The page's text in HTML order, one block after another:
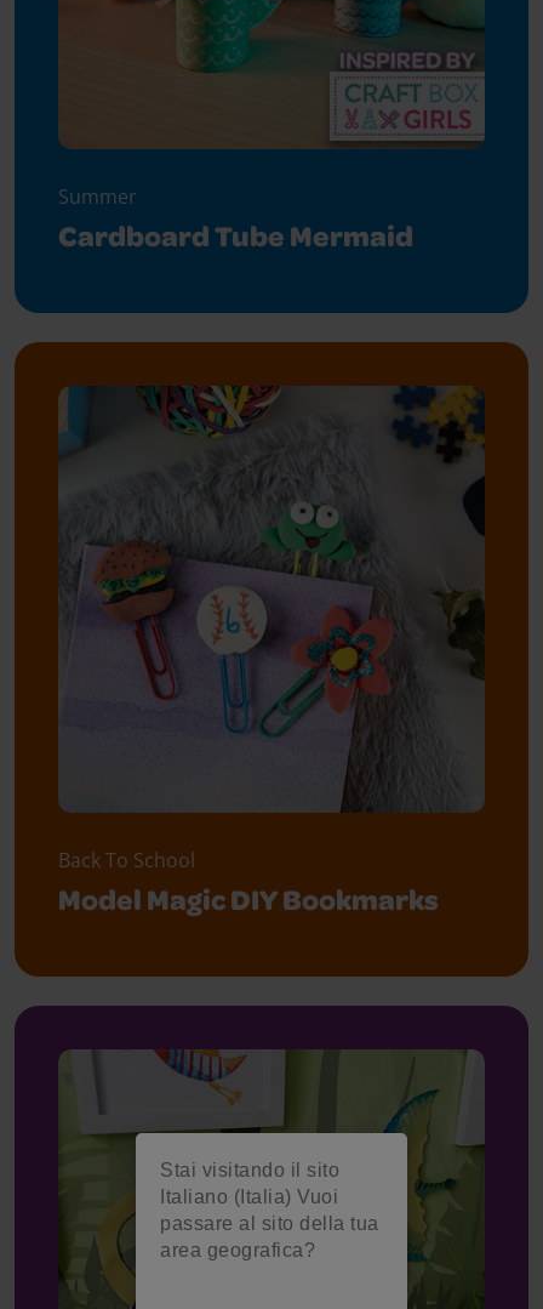
Stai visitando il sito
Italiano (Italia) Vuoi
passare al sito della tua
area geografica?
Summer
Cardboard Tube Mermaid
Back To School
Model Magic DIY Bookmarks